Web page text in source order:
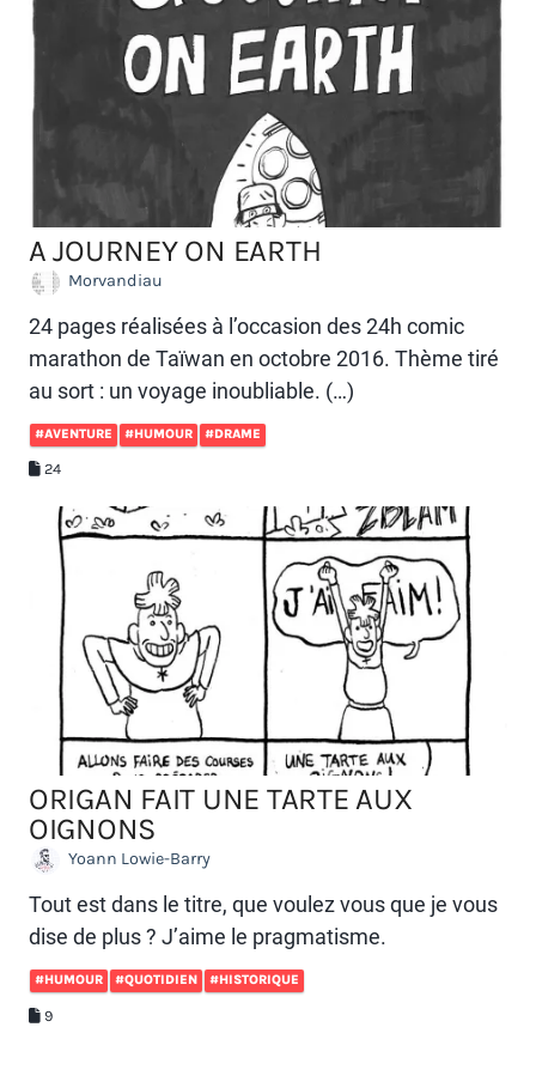
A JOURNEY ON EARTH
Morvandiau
24 pages réalisées à l’occasion des 24h comic
marathon de Taïwan en octobre 2016. Thème tiré
au sort : un voyage inoubliable. (…)
#AVENTURE #HUMOUR #DRAME
24
ORIGAN FAIT UNE TARTE AUX
OIGNONS
Yoann Lowie-Barry
Tout est dans le titre, que voulez vous que je vous
dise de plus ? J’aime le pragmatisme.
#HUMOUR #QUOTIDIEN #HISTORIQUE
9